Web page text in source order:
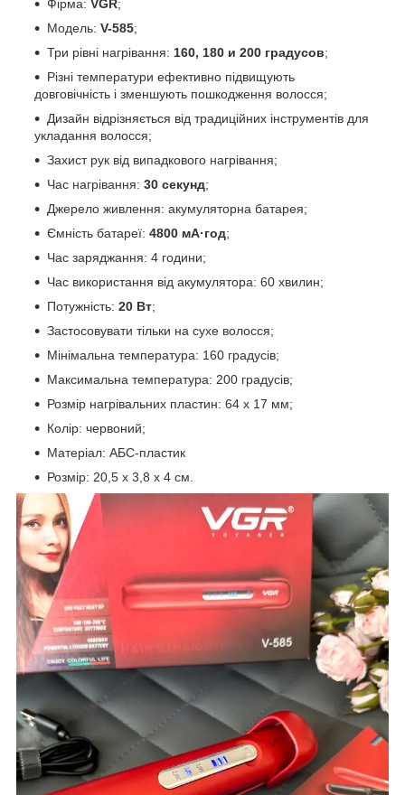
Фірма: VGR;
Модель: V-585;
Три рівні нагрівання: 160, 180 и 200 градусов;
Різні температури ефективно підвищують
довговічність і зменшують пошкодження волосся;
Дизайн відрізняється від традиційних інструментів для
укладання волосся;
Захист рук від випадкового нагрівання;
Час нагрівання: 30 секунд;
Джерело живлення: акумуляторна батарея;
Ємність батареї: 4800 мА·год;
Час заряджання: 4 години;
Час використання від акумулятора: 60 хвилин;
Потужність: 20 Вт;
Застосовувати тільки на сухе волосся;
Мінімальна температура: 160 градусів;
Максимальна температура: 200 градусів;
Розмір нагрівальних пластин: 64 х 17 мм;
Колір: червоний;
Матеріал: АБС-пластик
Розмір: 20,5 х 3,8 х 4 см.